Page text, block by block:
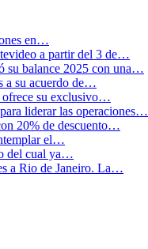
en…
a partir del 3 de…
su balance 2025 con una…
a su acuerdo de…
su exclusivo…
liderar las operaciones…
20% de descuento…
el…
del cual ya…
a Rio de Janeiro. La…